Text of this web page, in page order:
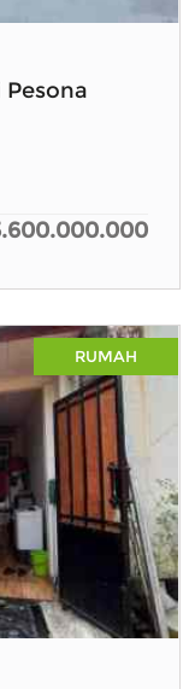
RUMAH